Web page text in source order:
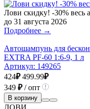
Лови скидку! -30% весь
до 31 августа 2026
Подробнее →
Автошампунь для
EXTRA PF-60 1:6-9, 1 л
Артикул: 149265
424₽ 499.99₽
349 ₽/ опт
В корзину
ЛОВИ